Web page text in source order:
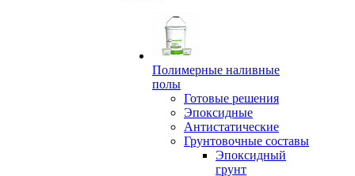
Полимерные наливные
полы
Готовые решения
Эпоксидные
Антистатические
Грунтовочные составы
Эпоксидный
грунт